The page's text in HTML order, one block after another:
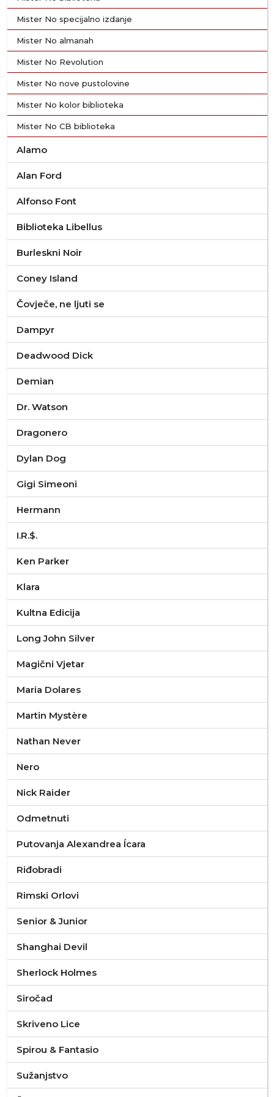
Mister No specijalno izdanje
Mister No almanah
Mister No Revolution
Mister No nove pustolovine
Mister No kolor biblioteka
Mister No CB biblioteka
Alamo
Alan Ford
Alfonso Font
Biblioteka Libellus
Burleskni Noir
Coney Island
Čovječe, ne ljuti se
Dampyr
Deadwood Dick
Demian
Dr. Watson
Dragonero
Dylan Dog
Gigi Simeoni
Hermann
I.R.$.
Ken Parker
Klara
Kultna Edicija
Long John Silver
Magični Vjetar
Maria Dolares
Martin Mystère
Nathan Never
Nero
Nick Raider
Odmetnuti
Putovanja Alexandrea Ícara
Riđobradi
Rimski Orlovi
Senior & Junior
Shanghai Devil
Sherlock Holmes
Siročad
Skriveno Lice
Spirou & Fantasio
Sužanjstvo